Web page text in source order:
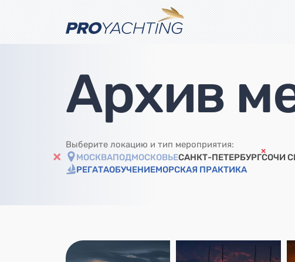
Архив
Выберите локацию и тип мероприятия:
МОСКВАПОДМОСКОВЬЕСАНКТ-ПЕТЕРБУРГСОЧИ
РЕГАТАОБУЧЕНИЕМОРСКАЯ ПРАКТИКА